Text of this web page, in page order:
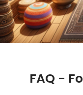
FAQ -